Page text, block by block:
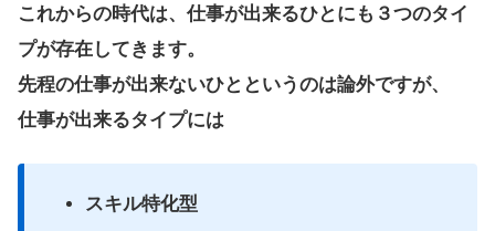
これからの時代は、仕事が出来るひとにも３つのタイ
プが存在してきます。
先程の仕事が出来ないひとというのは論外ですが、
仕事が出来るタイプには
スキル特化型